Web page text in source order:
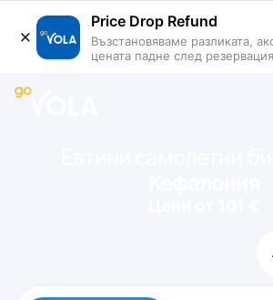
Price Drop Refund
Възстановяваме разликата,
цената падне след